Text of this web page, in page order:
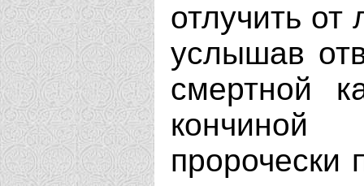
отлучить
услышав
смертной
кончиной
пророчески